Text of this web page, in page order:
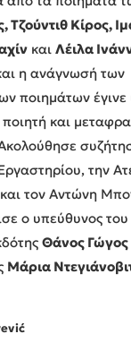
Τζούντιθ Κίρος,
και Λέιλα
η ανάγνωσή των
ποιημάτων έγινε
ποιητή και
την
τον Αντώνη
ο υπεύθυνος
Θάνος Γώγος
Μάρια